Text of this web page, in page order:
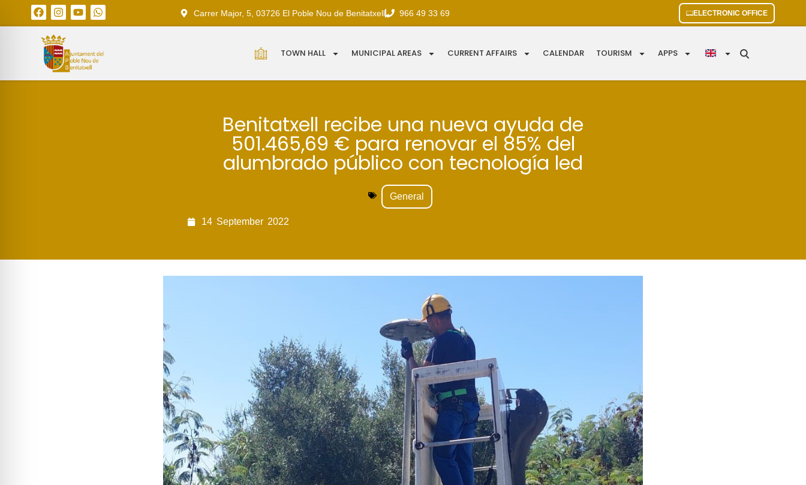
Carrer Major, 5, 03726 El Poble Nou de Benitatxell 966 49 33 69 ELECTRONIC OFFICE
TOWN HALL MUNICIPAL AREAS CURRENT AFFAIRS CALENDAR TOURISM APPS
Benitatxell recibe una nueva ayuda de
501.465,69 € para renovar el 85% del
alumbrado público con tecnología led
General
14 September 2022